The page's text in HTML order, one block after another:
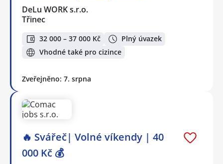
DeLu WORK s.r.o.
Třinec
32 000 – 37 000 Kč
Plný úvazek
Vhodné také pro cizince
Zveřejněno: 7. srpna
🔥 Svářeč| Volné víkendy | 40
000 Kč 💰